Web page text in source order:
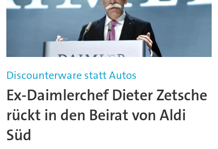
Discounterware statt Autos
Ex-Daimlerchef Dieter Zetsche
rückt in den Beirat von Aldi
Süd